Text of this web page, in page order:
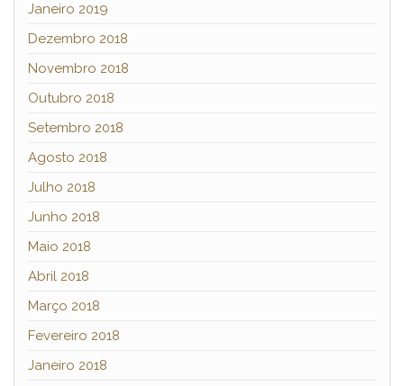
Janeiro 2019
Dezembro 2018
Novembro 2018
Outubro 2018
Setembro 2018
Agosto 2018
Julho 2018
Junho 2018
Maio 2018
Abril 2018
Março 2018
Fevereiro 2018
Janeiro 2018